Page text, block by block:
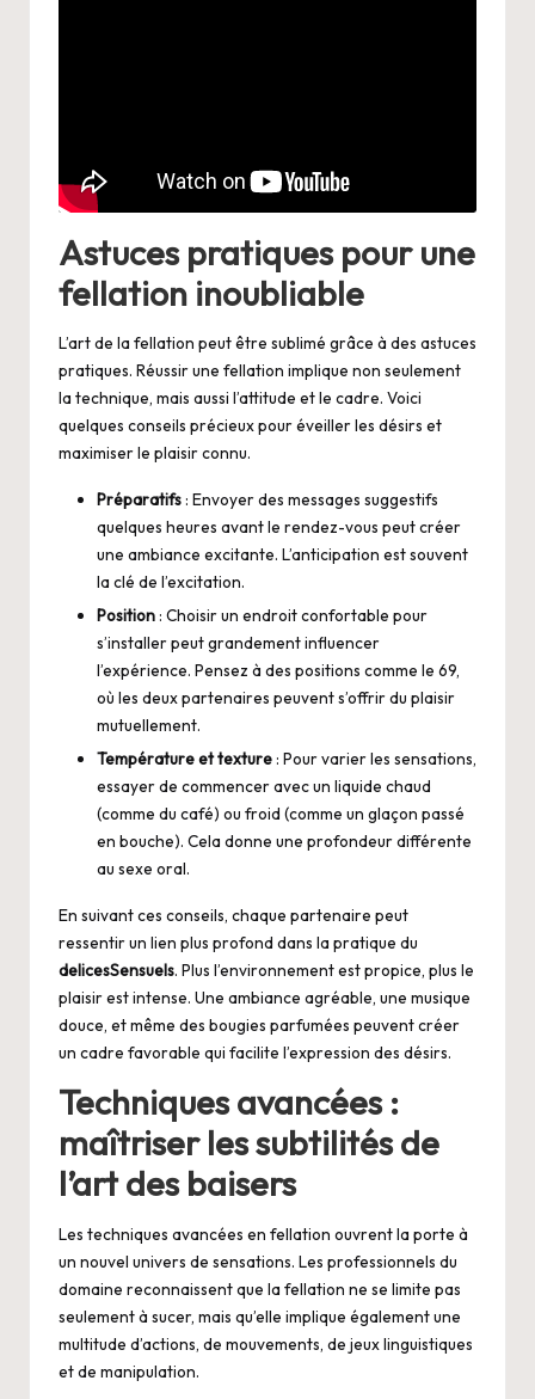
Astuces pratiques pour une
fellation inoubliable
L’art de la fellation peut être sublimé grâce à des astuces
pratiques. Réussir une fellation implique non seulement
la technique, mais aussi l’attitude et le cadre. Voici
quelques conseils précieux pour éveiller les désirs et
maximiser le plaisir connu.
Préparatifs: Envoyer des messages suggestifs
quelques heures avant le rendez-vous peut créer
une ambiance excitante. L’anticipation est souvent
la clé de l’excitation.
Position: Choisir un endroit confortable pour
s’installer peut grandement influencer
l’expérience. Pensez à des positions comme le 69,
où les deux partenaires peuvent s’offrir du plaisir
mutuellement.
Température et texture: Pour varier les sensations,
essayer de commencer avec un liquide chaud
(comme du café) ou froid (comme un glaçon passé
en bouche). Cela donne une profondeur différente
au sexe oral.
En suivant ces conseils, chaque partenaire peut
ressentir un lien plus profond dans la pratique du
delicesSensuels. Plus l’environnement est propice, plus le
plaisir est intense. Une ambiance agréable, une musique
douce, et même des bougies parfumées peuvent créer
un cadre favorable qui facilite l’expression des désirs.
Techniques avancées :
maîtriser les subtilités de
l’art des baisers
Les techniques avancées en fellation ouvrent la porte à
un nouvel univers de sensations. Les professionnels du
domaine reconnaissent que la fellation ne se limite pas
seulement à sucer, mais qu’elle implique également une
multitude d’actions, de mouvements, de jeux linguistiques
et de manipulation.